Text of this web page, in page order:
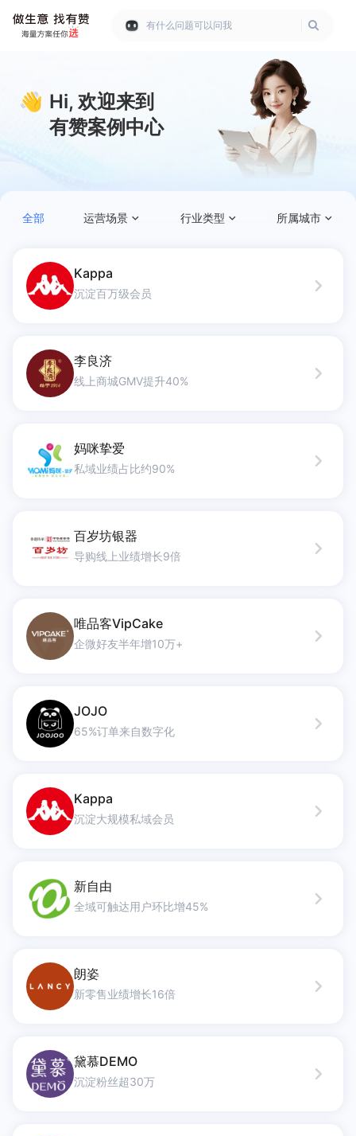
有什么问题可以问我
有赞案例中心｜真实商家增长方法
👋 Hi, 欢迎来到
有赞案例中心
全部 运营场景 行业类型 所属城市
Kappa
沉淀百万级会员
李良济
线上商城GMV提升40%
妈咪挚爱
私域业绩占比约90%
百岁坊银器
导购线上业绩增长9倍
唯品客VipCake
企微好友半年增10万+
JOJO
65%订单来自数字化
Kappa
沉淀大规模私域会员
新自由
全域可触达用户环比增45%
朗姿
新零售业绩增长16倍
黛慕DEMO
沉淀粉丝超30万